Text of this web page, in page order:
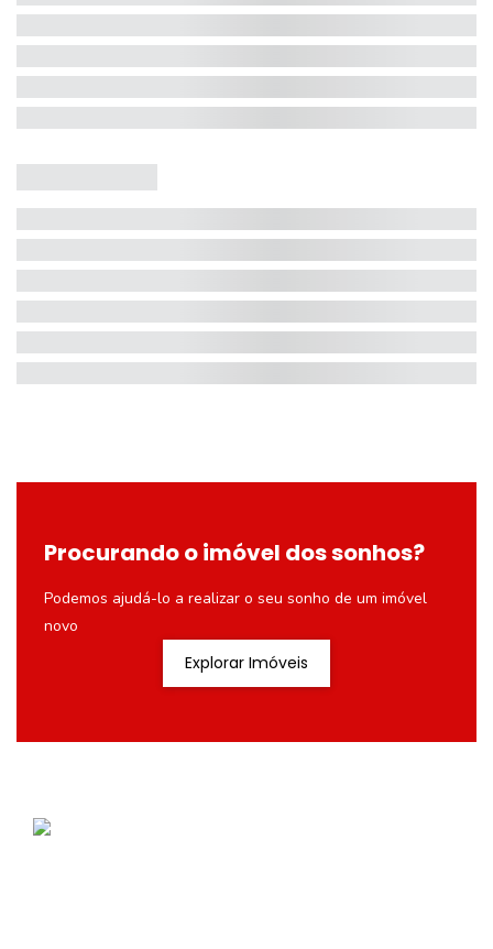
Procurando o imóvel dos sonhos?
Podemos ajudá-lo a realizar o seu sonho de um imóvel
novo
Explorar Imóveis